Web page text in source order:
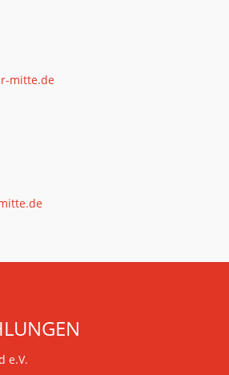
mitte.de
e.V.